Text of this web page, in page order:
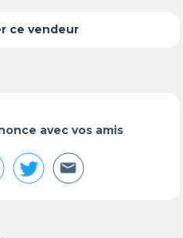
ce vendeur
avec vos amis